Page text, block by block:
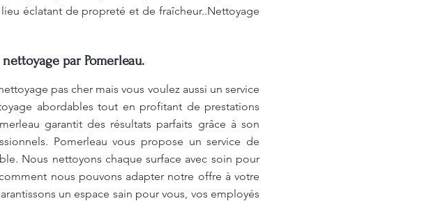
éclatant de propreté et de fraîcheur..Nettoyage
par Pomerleau.
pas cher mais vous voulez aussi un service
abordables tout en profitant de prestations
garantit des résultats parfaits grâce à son
Pomerleau vous propose un service de
Nous nettoyons chaque surface avec soin pour
nous pouvons adapter notre offre à votre
un espace sain pour vous, vos employés